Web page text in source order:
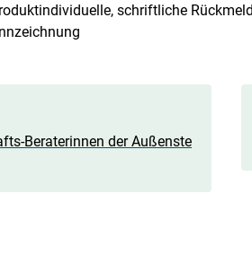
schriftliche
Beraterinnen der Außenste